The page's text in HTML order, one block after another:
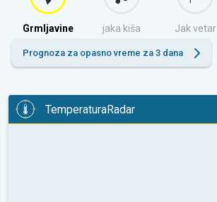
Grmljavine jaka kiša Jak vetar
Prognoza za opasno vreme za 3 dana
TemperaturaRadar